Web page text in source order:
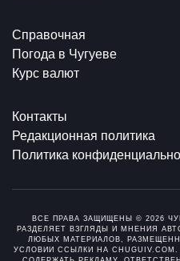
Справочная
Погода в Чугуеве
Курс валют
Контакты
Редакционная политика
Политика
ВСЕ ПРАВА ЗАЩИЩЕНЫ © 2026
РАЗДЕЛЯЕТ ВЗГЛЯДЫ И МНЕНИЯ
ЛЮБЫХ МАТЕРИАЛОВ,
УСЛОВИИ ССЫЛКИ НА